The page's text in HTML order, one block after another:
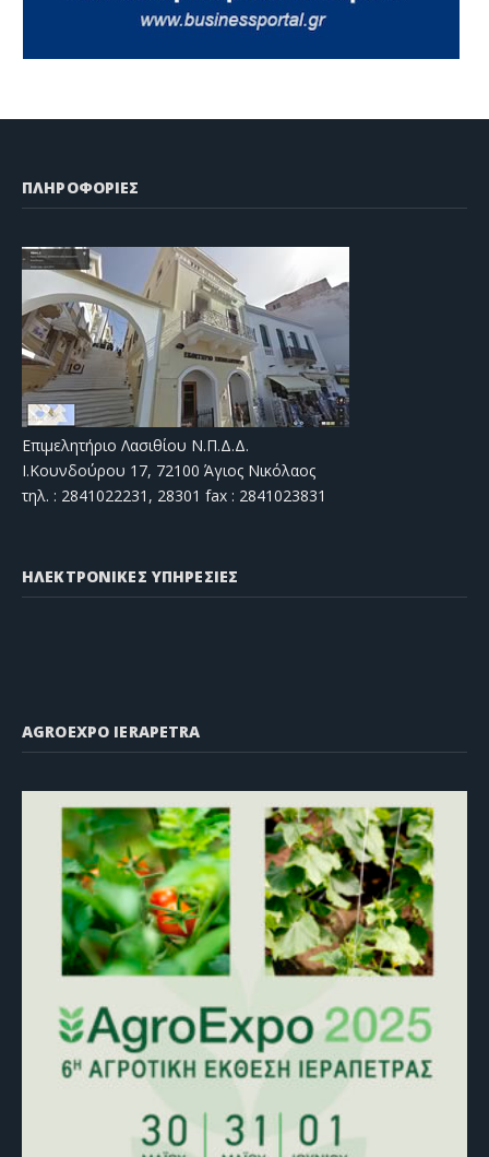
ΠΛΗΡΟΦΟΡΙΕΣ
Επιμελητήριο Λασιθίου Ν.Π.Δ.Δ.
Ι.Κουνδούρου 17, 72100 Άγιος Νικόλαος
τηλ. : 2841022231, 28301 fax : 2841023831
ΗΛΕΚΤΡΟΝΙΚΕΣ ΥΠΗΡΕΣΙΕΣ
AGROEXPO IERAPETRA